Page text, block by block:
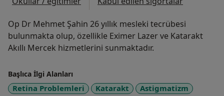
Op Dr Mehmet Şahin 26 yıllık mesleki tecrübesi
bulunmakta olup, özellikle Eximer Lazer ve Katarakt
Akıllı Mercek hizmetlerini sunmaktadır.
Başlıca İlgi Alanları
Retina Problemleri Katarakt
Astigmatizm